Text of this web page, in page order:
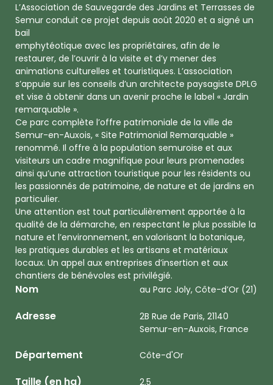
L’Association de Sauvegarde des Jardins et Terrasses de
Semur conduit ce projet depuis août 2020 et a signé un
bail
emphytéotique avec les propriétaires, afin de le
restaurer, de l’ouvrir à la visite et d’y mener des
animations culturelles et touristiques. L’association
s’appuie sur les conseils d’un architecte paysagiste DPLG
et vise à obtenir dans un avenir proche le label « Jardin
remarquable ».
Ce parc complète l’offre patrimoniale de la ville de
Semur-en-Auxois, « Site Patrimonial Remarquable »
renommé. Il offre à la population semuroise et aux
visiteurs un cadre magnifique pour leurs promenades
ainsi qu’une attraction touristique pour les résidents ou
les passionnés de patrimoine, de nature et de jardins en
particulier.
Une attention est tout particulièrement apportée à la
qualité de la démarche, en respectant le plus possible la
nature et l’environnement, en valorisant la botanique,
les pratiques durables et les artisans et matériaux
locaux. Un appel aux entreprises d’insertion et aux
chantiers de bénévoles est privilégié.
Nom au Parc Joly, Côte-d’Or (21)
Adresse
2B Rue de Paris, 21140
Semur-en-Auxois, France
Département Côte-d'Or
Taille (en ha) 2.5